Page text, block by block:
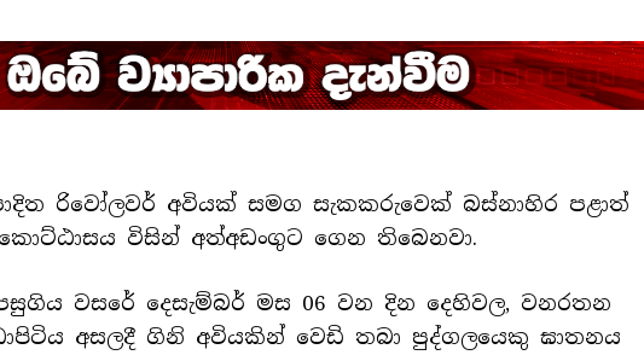
රිවෝලවර් අවියක් සමග සැකකරුවෙක් බස්නාහිර පළාත්
විසින් අත්අඩංගුට ගෙන තිබෙනවා.
වසරේ දෙසැම්බර් මස 06 වන දින දෙහිවල, වනරතන
අසලදී ගිනි අවියකින් වෙඩි තබා පුද්ගලයෙකු ඝාතනය